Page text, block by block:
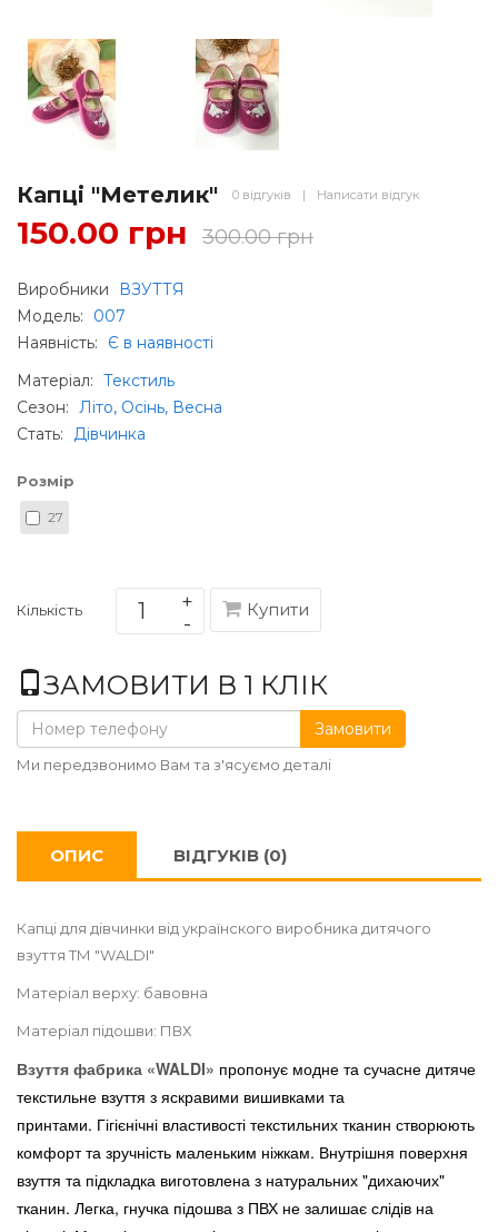
Капці "Метелик" 0 відгуків | Написати відгук
150.00 грн 300.00 грн
Виробники
ВЗУТТЯ
Модель:
007
Наявність:
Є в наявності
Матеріал: Текстиль
Сезон: Літо, Осінь, Весна
Стать: Дівчинка
Розмір
27
Кількість Купити
ЗАМОВИТИ В 1 КЛІК
Замовити
Ми передзвонимо Вам та з'ясуємо деталі
ОПИС ВІДГУКІВ (0)
Капці для дівчинки від українского виробника дитячого
взуття ТМ "WALDI"
Матеріал верху: бавовна
Матеріал підошви: ПВХ
Взуття фабрика «WALDI» пропонує модне та сучасне дитяче
текстильне взуття з яскравими вишивками та
принтами. Гігієнічні властивості текстильних тканин створюють
комфорт та зручність маленьким ніжкам. Внутрішня поверхня
взуття та підкладка виготовлена з натуральних "дихаючих"
тканин. Легка, гнучка підошва з ПВХ не залишає слідів на